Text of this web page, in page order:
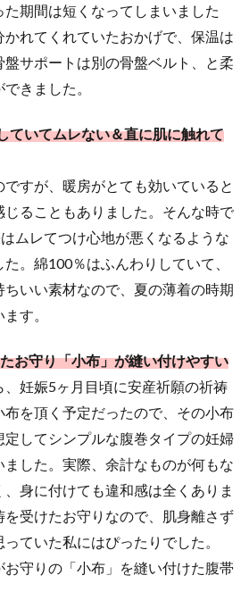
期間は短くなってしまいました
れてくれていたおかげで、保温は
盤サポートは別の骨盤ベルト、と柔
きました。
ていてムレない＆直に肌に触れて
すが、暖房がとても効いていると
じることもありました。そんな時で
ムレてつけ心地が悪くなるような
。綿100％はふんわりしていて、
いい素材なので、夏の薄着の時期
す。
お守り「小布」が縫い付けやすい
妊娠5ヶ月目頃に安産祈願の祈祷
布を頂く予定だったので、その小布
定してシンプルな腹巻タイプの妊婦
した。実際、余計なものが何もな
身に付けても違和感は全くありま
受けたお守りなので、肌身離さず
ていた私にはぴったりでした。
守りの「小布」を縫い付けた腹帯